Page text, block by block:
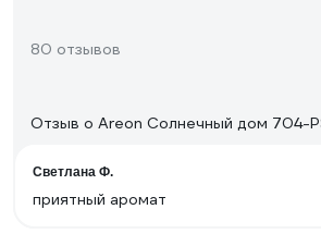
80 отзывов
Отзыв о Areon Солнечный дом 704-
Светлана Ф.
приятный аромат